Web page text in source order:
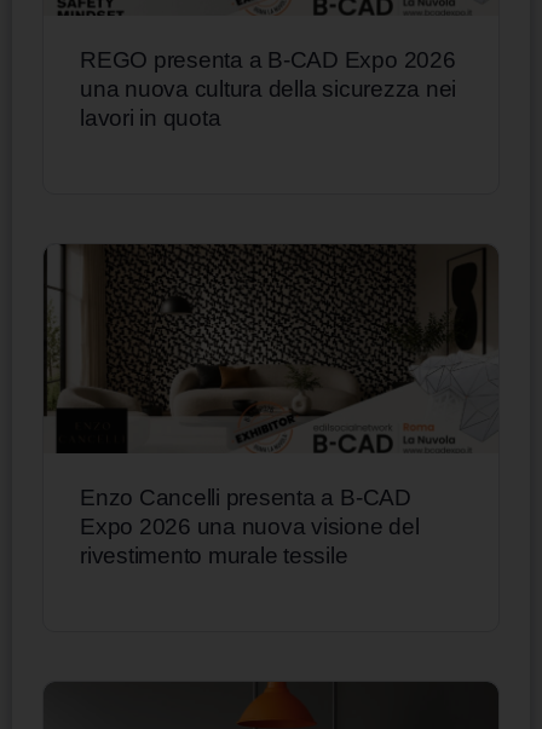
REGO presenta a B-CAD Expo 2026
una nuova cultura della sicurezza nei
lavori in quota
Enzo Cancelli presenta a B-CAD
Expo 2026 una nuova visione del
rivestimento murale tessile